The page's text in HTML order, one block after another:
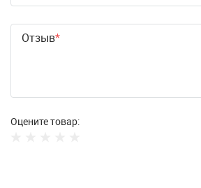
Отзыв
Оцените товар: